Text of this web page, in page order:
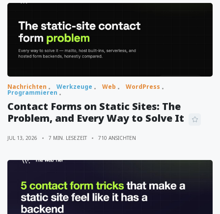
Nachrichten Werkzeuge Web WordPress
Programmieren
Contact Forms on Static Sites: The
Problem, and Every Way to Solve It
JUL 13, 2026 7 MIN. LESEZEIT 710 ANSICHTEN